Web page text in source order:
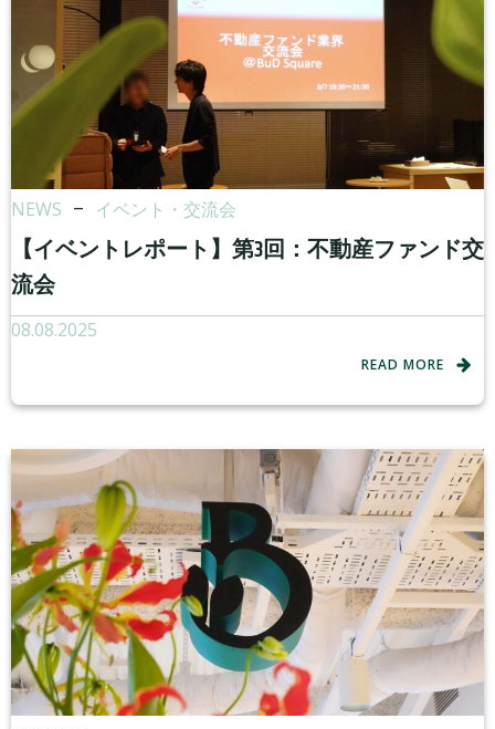
NEWS – イベント・交流会
【イベントレポート】第3回：不動産ファンド交
流会
08.08.2025
READ MORE